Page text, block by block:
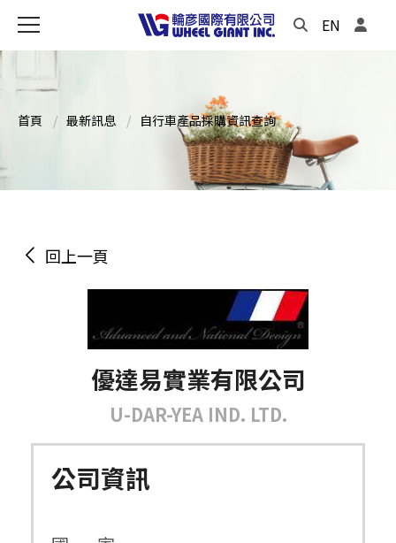
EN
首頁 最新訊息 自行車產品採購資訊查詢
回上一頁
優達易實業有限公司
U-DAR-YEA IND. LTD.
公司資訊